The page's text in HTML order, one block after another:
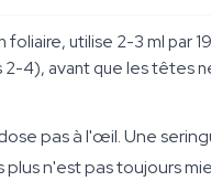
foliaire, utilise 2-3 ml par
2-4), avant que les têtes
pas à l'œil. Une
n'est pas toujours